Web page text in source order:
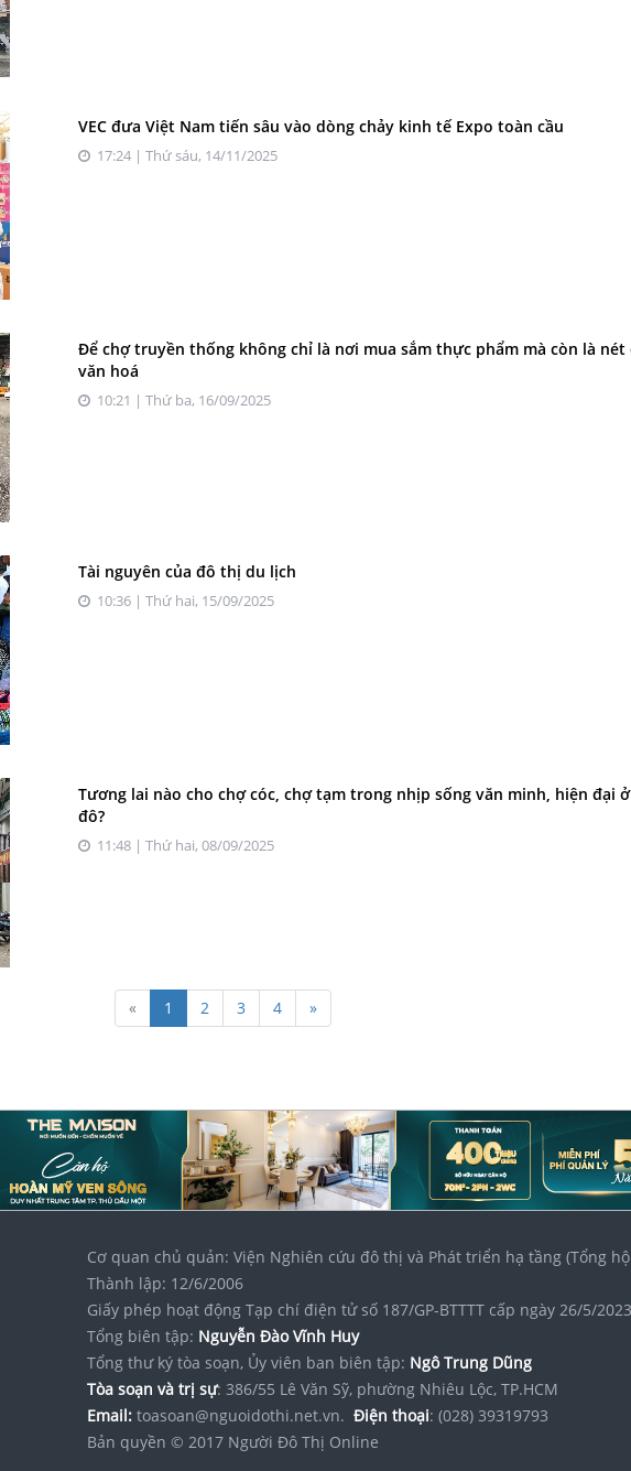
VEC đưa Việt Nam tiến sâu vào dòng chảy kinh tế Expo toàn cầu
17:24 | Thứ sáu, 14/11/2025
Để chợ truyền thống không chỉ là nơi mua sắm thực phẩm mà còn là nét
văn hoá
10:21 | Thứ ba, 16/09/2025
Tài nguyên của đô thị du lịch
10:36 | Thứ hai, 15/09/2025
Tương lai nào cho chợ cóc, chợ tạm trong nhịp sống văn minh, hiện đại
đô?
11:48 | Thứ hai, 08/09/2025
« 1 2 3 4 »
Cơ quan chủ quản: Viện Nghiên cứu đô thị và Phát triển hạ tầng (Tổng
Thành lập: 12/6/2006
Giấy phép hoạt động Tạp chí điện tử số 187/GP-BTTTT cấp ngày 26/5/2023
Tổng biên tập: Nguyễn Đào Vĩnh Huy
Tổng thư ký tòa soạn, Ủy viên ban biên tập: Ngô Trung Dũng
Tòa soạn và trị sự: 386/55 Lê Văn Sỹ, phường Nhiêu Lộc, TP.HCM
Email: toasoan@nguoidothi.net.vn. Điện thoại: (028) 39319793
Bản quyền © 2017 Người Đô Thị Online